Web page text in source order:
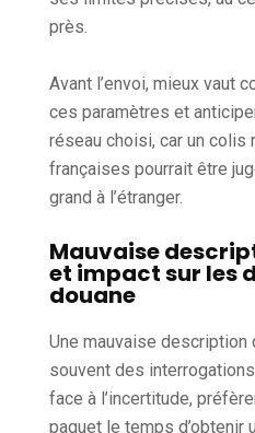
près.
Avant l’envoi, mieux vaut
ces paramètres et
réseau choisi, car un colis
françaises pourrait être
grand à l’étranger.
Mauvaise
et impact sur les
douane
Une mauvaise description
souvent des
face à l’incertitude,
paquet le temps d’obtenir